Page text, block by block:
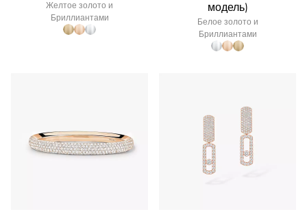
Желтое золото и
Бриллиантами
модель)
Белое золото и
Бриллиантами